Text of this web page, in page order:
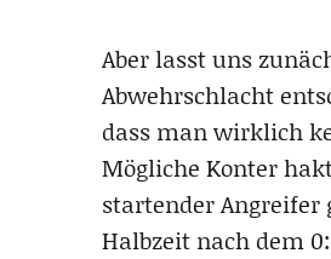
Aber lasst uns
Abwehrschlacht
dass man wirklich
Mögliche Konter
startender Angreifer
Halbzeit nach dem